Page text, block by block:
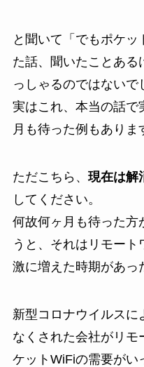
と聞いて「でもポケ
た話、聞いたことある
っしゃるのではないで
実はこれ、本当の話で
月も待った例もありま
ただこちら、 現在は解
してください。
何故何ヶ月も待った方
うと、それはリモー
激に増えた時期があっ
新型コロナウイルスに
なくされた会社がリモ
ケットWiFiの需要がい